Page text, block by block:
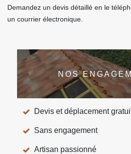
Demandez un devis détaillé en le
un courrier électronique.
NOS
Devis et déplacement
Sans engagement
Artisan passionné